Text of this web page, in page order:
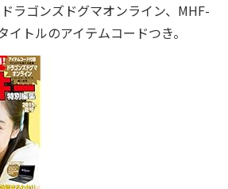
ラゴンズドグマオンライン、MHF-
イトルのアイテムコードつき。